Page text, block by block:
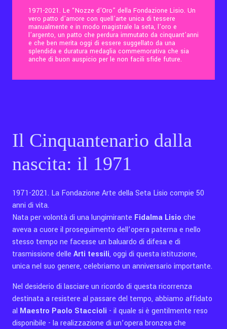
Cultura
Visite Tematiche
Contatti
1971-2021. Le “Nozze d’Oro” della Fondazione Lisio. Un
vero patto d’amore con quell’arte unica di tessere
manualmente e in modo magistrale la seta, l’oro e
l’argento, un patto che perdura immutato da cinquant’anni
e che ben merita oggi di essere suggellato da una
splendida e duratura medaglia commemorativa che sia
anche di buon auspicio per le non facili sfide future.
Il Cinquantenario dalla
nascita: il 1971
1971-2021. La Fondazione Arte della Seta Lisio compie 50
anni di vita.
Nata per volontà di una lungimirante Fidalma Lisio che
aveva a cuore il proseguimento dell’opera paterna e nello
stesso tempo ne facesse un baluardo di difesa e di
trasmissione delle Arti tessili, oggi di questa istituzione,
unica nel suo genere, celebriamo un anniversario importante.
Nel desiderio di lasciare un ricordo di questa ricorrenza
destinataaresistere al passare del tempo, abbiamo affidato
al Maestro Paolo Staccioli - il quale si è gentilmente reso
disponibile - la realizzazione di un’opera bronzea che